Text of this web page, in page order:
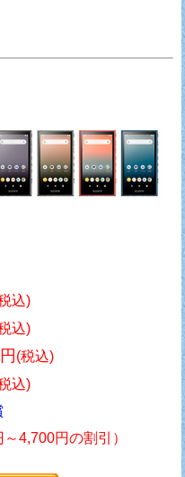
込)
込)
(税込)
込)
～4,700円の割引）